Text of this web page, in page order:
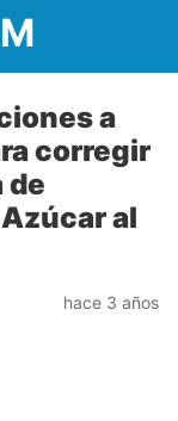
a
corregir
de
al
hace 3 años